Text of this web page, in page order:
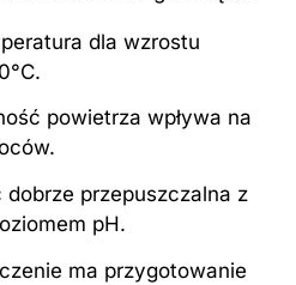
dla wzrostu
powietrza wpływa na
dobrze przepuszczalna z
pH.
ma przygotowanie